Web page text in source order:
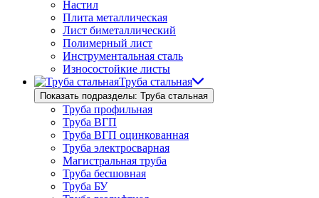
Настил
Плита металлическая
Лист биметаллический
Полимерный лист
Инструментальная сталь
Износостойкие листы
Труба стальная
Показать подразделы: Труба стальная
Труба профильная
Труба ВГП
Труба ВГП оцинкованная
Труба электросварная
Магистральная труба
Труба бесшовная
Труба БУ